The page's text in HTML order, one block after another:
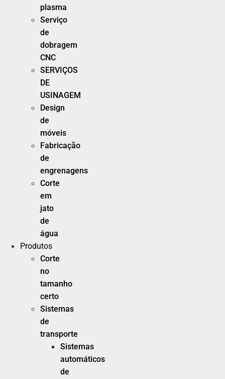
plasma
Serviço
de
dobragem
CNC
SERVIÇOS
DE
USINAGEM
Design
de
móveis
Fabricação
de
engrenagens
Corte
em
jato
de
água
Produtos
Corte
no
tamanho
certo
Sistemas
de
transporte
Sistemas
automáticos
de